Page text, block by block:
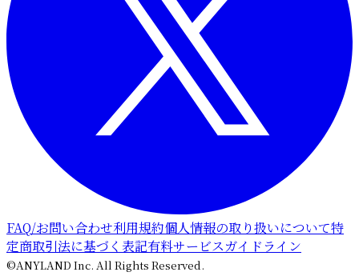
FAQ/お問い合わせ利用規約個人情報の取り扱いについて特
定商取引法に基づく表記有料サービスガイドライン
©ANYLAND Inc. All Rights Reserved.